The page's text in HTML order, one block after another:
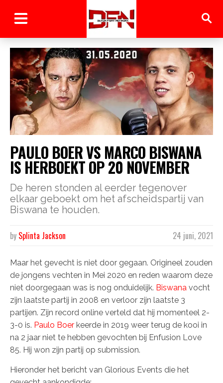
PAULO BOER VS MARCO BISWANA
IS HERBOEKT OP 20 NOVEMBER
De heren stonden al eerder tegenover
elkaar geboekt om het afscheidspartij van
Biswana te houden.
24 juni, 2021
by Splinta Jackson
Maar het gevecht is niet door gegaan. Origineel zouden
de jongens vechten in Mei 2020 en reden waarom deze
niet doorgegaan was is nog onduidelijk. Biswana vocht
zijn laatste partij in 2008 en verloor zijn laatste 3
partijen. Zijn record online verteld dat hij momenteel 2-
3-0 is. Paulo Boer keerde in 2019 weer terug de kooi in
na 2 jaar niet te hebben gevochten bij Enfusion Love
85. Hij won zijn partij op submission.
Hieronder het bericht van Glorious Events die het